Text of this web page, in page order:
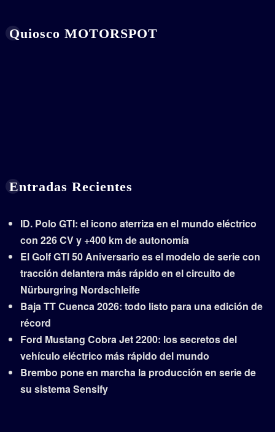
Quiosco MOTORSPOT
Entradas Recientes
ID. Polo GTI: el icono aterriza en el mundo eléctrico
con 226 CV y +400 km de autonomía
El Golf GTI 50 Aniversario es el modelo de serie con
tracción delantera más rápido en el circuito de
Nürburgring Nordschleife
Baja TT Cuenca 2026: todo listo para una edición de
récord
Ford Mustang Cobra Jet 2200: los secretos del
vehículo eléctrico más rápido del mundo
Brembo pone en marcha la producción en serie de
su sistema Sensify